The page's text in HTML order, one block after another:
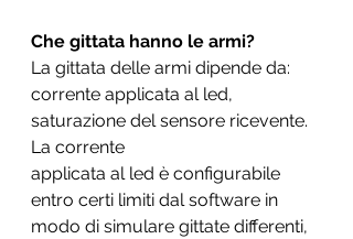
Che gittata hanno le armi?
La gittata delle armi dipende da:
corrente applicata al led,
saturazione del sensore ricevente.
La corrente
applicata al led è configurabile
entro certi limiti dal software in
modo di simulare gittate differenti,